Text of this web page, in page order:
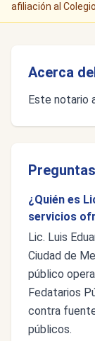
afiliación al
Acerca
Este notario
¿Quién es
servicios
Lic. Luis
Ciudad de
público
Fedatarios
contra
públicos.